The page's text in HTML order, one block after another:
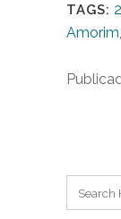
TAGS:
Amorim,